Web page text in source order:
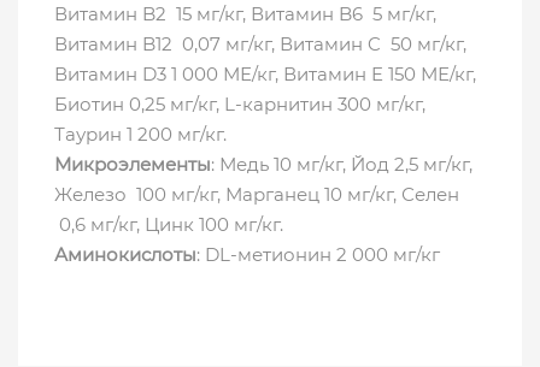
Витамин B2 15 мг/кг, Витамин B6 5 мг/кг,
Витамин B12 0,07 мг/кг, Витамин C 50 мг/кг,
Витамин D3 1 000 МЕ/кг, Витамин E 150 МЕ/кг,
Биотин 0,25 мг/кг, L-карнитин 300 мг/кг,
Таурин 1 200 мг/кг.
Микроэлементы: Медь 10 мг/кг, Йод 2,5 мг/кг,
Железо 100 мг/кг, Марганец 10 мг/кг, Селен
0,6 мг/кг, Цинк 100 мг/кг.
Аминокислоты: DL-метионин 2 000 мг/кг